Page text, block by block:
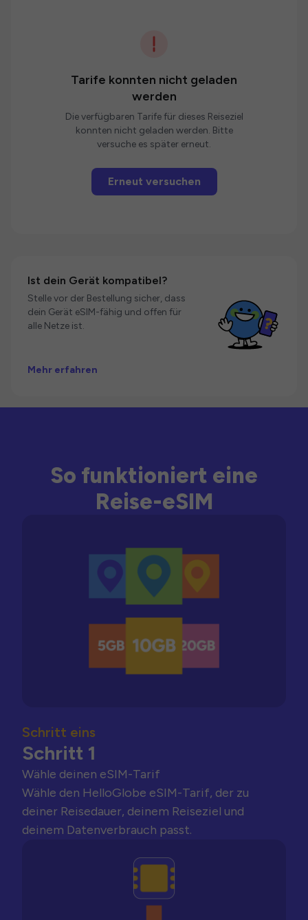
Tarife konnten nicht geladen
werden
Die verfügbaren Tarife für dieses Reiseziel
konnten nicht geladen werden. Bitte
versuche es später erneut.
Erneut versuchen
Ist dein Gerät kompatibel?
Stelle vor der Bestellung sicher, dass
dein Gerät eSIM-fähig und offen für
alle Netze ist.
Mehr erfahren
So funktioniert eine
Reise-eSIM
Schritt eins
Schritt 1
Wähle deinen eSIM-Tarif
Wähle den HelloGlobe eSIM-Tarif, der zu
deiner Reisedauer, deinem Reiseziel und
deinem Datenverbrauch passt.